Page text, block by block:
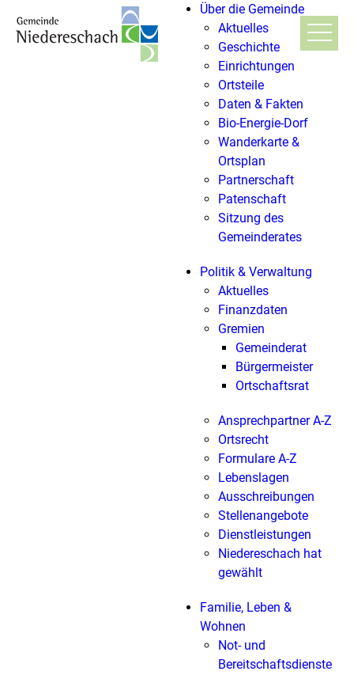
Über die Gemeinde
Aktuelles
Geschichte
Einrichtungen
Ortsteile
Daten & Fakten
Bio-Energie-Dorf
Wanderkarte &
Ortsplan
Partnerschaft
Patenschaft
Sitzung des
Gemeinderates
Politik & Verwaltung
Aktuelles
Finanzdaten
Gremien
Gemeinderat
Bürgermeister
Ortschaftsrat
Ansprechpartner A-Z
Ortsrecht
Formulare A-Z
Lebenslagen
Ausschreibungen
Stellenangebote
Dienstleistungen
Niedereschach hat
gewählt
Familie, Leben &
Wohnen
Not- und
Bereitschaftsdienste